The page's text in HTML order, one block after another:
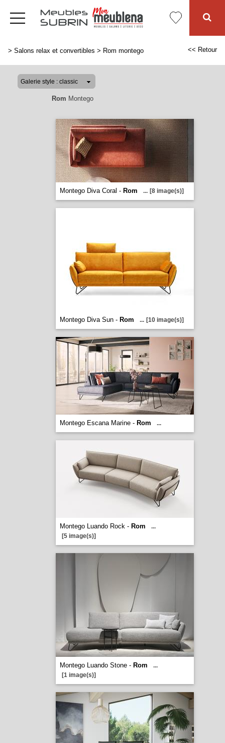
> Salons relax et convertibles > Rom montego << Retour
Rom Montego
Montego Diva Coral - Rom ... [8 image(s)]
Montego Diva Sun - Rom ... [10 image(s)]
Montego Escana Marine - Rom ...
Montego Luando Rock - Rom
...
[5 image(s)]
Montego Luando Stone - Rom
...
[1 image(s)]